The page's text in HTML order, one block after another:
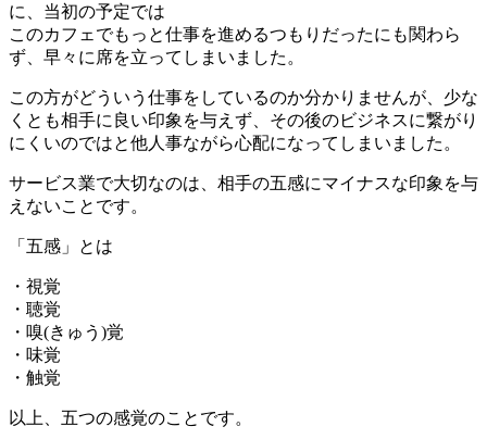
に、当初の予定では
このカフェでもっと仕事を進めるつもりだったにも関わら
ず、早々に席を立ってしまいました。
この方がどういう仕事をしているのか分かりませんが、少な
くとも相手に良い印象を与えず、その後のビジネスに繋がり
にくいのではと他人事ながら心配になってしまいました。
サービス業で大切なのは、相手の五感にマイナスな印象を与
えないことです。
「五感」とは
・視覚
・聴覚
・嗅(きゅう)覚
・味覚
・触覚
以上、五つの感覚のことです。